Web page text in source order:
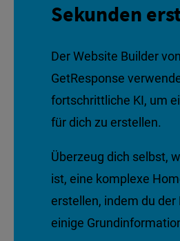
Sekunden
Der Website Builder von
GetResponse
fortschrittliche KI, um
für dich zu erstellen.
Überzeug dich selbst,
ist, eine komplexe
erstellen, indem du der
einige